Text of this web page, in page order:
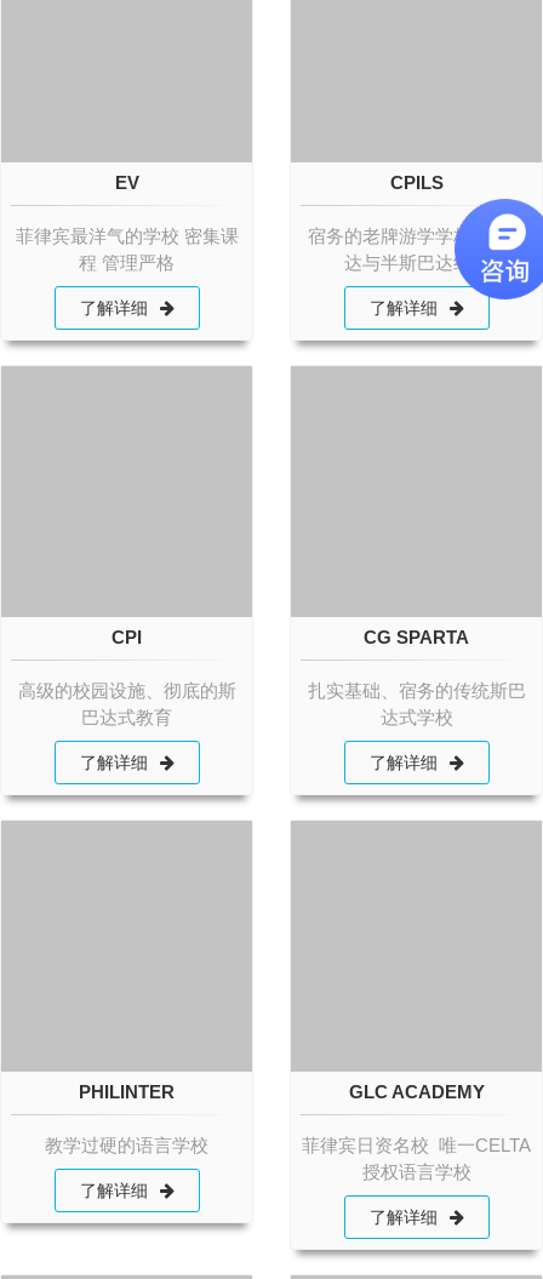
EV
菲律宾最洋气的学校 密集课
程 管理严格
了解详细
CPILS
宿务的老牌游学学校、斯巴
达与半斯巴达结合
了解详细
CPI
高级的校园设施、彻底的斯
巴达式教育
了解详细
CG SPARTA
扎实基础、宿务的传统斯巴
达式学校
了解详细
PHILINTER
教学过硬的语言学校
了解详细
GLC ACADEMY
菲律宾日资名校 唯一CELTA
授权语言学校
了解详细